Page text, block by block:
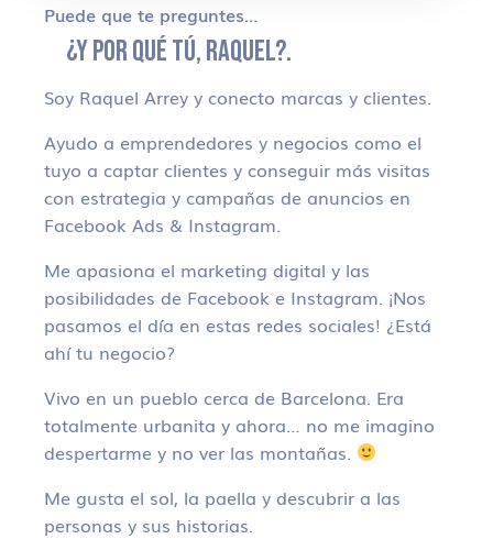
Puede que te preguntes…
¿Y POR QUÉ TÚ, RAQUEL?.
Soy Raquel Arrey y conecto marcas y clientes.
Ayudo a emprendedores y negocios como el
tuyo a captar clientes y conseguir más visitas
con estrategia y campañas de anuncios en
Facebook Ads & Instagram.
Me apasiona el marketing digital y las
posibilidades de Facebook e Instagram. ¡Nos
pasamos el día en estas redes sociales! ¿Está
ahí tu negocio?
Vivo en un pueblo cerca de Barcelona. Era
totalmente urbanita y ahora… no me imagino
despertarme y no ver las montañas.
Me gusta el sol, la paella y descubrir a las
personas y sus historias.